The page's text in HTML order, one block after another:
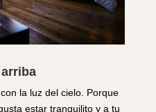
la luz del cielo. Porque
estar tranquilito y a tu